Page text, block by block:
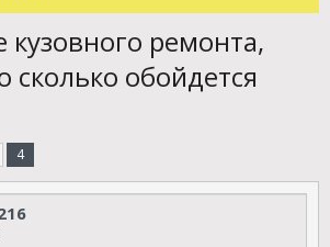
ремонта,
сколько обойдется
4